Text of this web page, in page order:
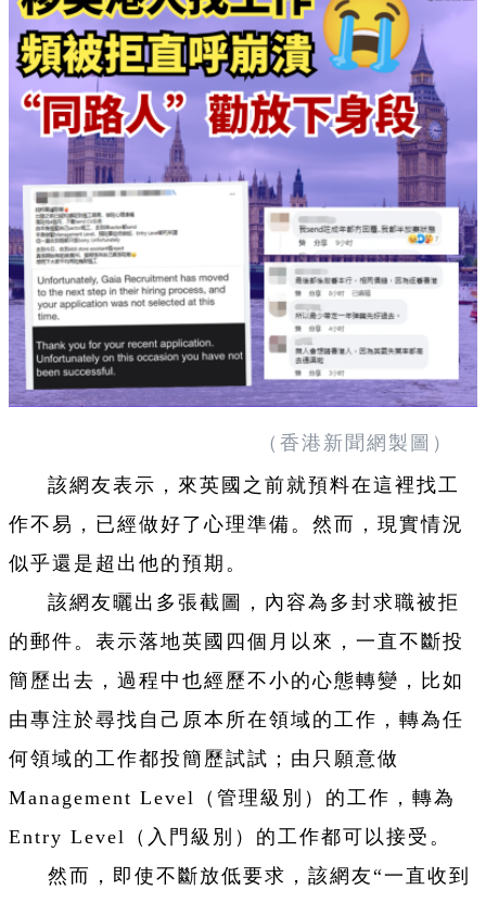
（香港新聞網製圖）
該網友表示，來英國之前就預料在這裡找工
作不易，已經做好了心理準備。然而，現實情況
似乎還是超出他的預期。
該網友曬出多張截圖，內容為多封求職被拒
的郵件。表示落地英國四個月以來，一直不斷投
簡歷出去，過程中也經歷不小的心態轉變，比如
由專注於尋找自己原本所在領域的工作，轉為任
何領域的工作都投簡歷試試；由只願意做
Management Level（管理級別）的工作，轉為
Entry Level（入門級別）的工作都可以接受。
然而，即使不斷放低要求，該網友“一直收到